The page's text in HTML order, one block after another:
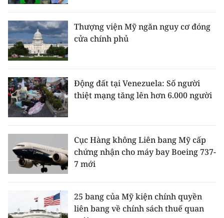
CÁC CHUYÊN TRANG
THỜI NAY
NHÂN DÂN CUỐI TUẦN
NHÂN DÂN HẰNG THÁNG
MUA BÁO
Thượng viện Mỹ ngăn nguy cơ đóng
cửa chính phủ
Động đất tại Venezuela: Số người
thiệt mạng tăng lên hơn 6.000 người
Cục Hàng không Liên bang Mỹ cấp
chứng nhận cho máy bay Boeing 737-
7 mới
25 bang của Mỹ kiện chính quyền
liên bang về chính sách thuế quan